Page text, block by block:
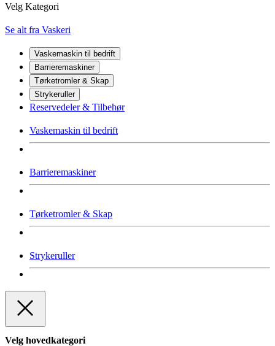
Velg Kategori
Se alt fra Vaskeri
Vaskemaskin til bedrift
Barrieremaskiner
Tørketromler & Skap
Strykeruller
Reservedeler & Tilbehør
Vaskemaskin til bedrift
Barrieremaskiner
Tørketromler & Skap
Strykeruller
Velg hovedkategori